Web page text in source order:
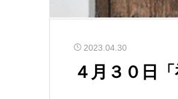
2023.04.30
４月３０日